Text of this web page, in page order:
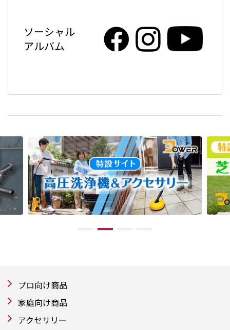
ソーシャル
アルバム
プロ向け商品
家庭向け商品
アクセサリー